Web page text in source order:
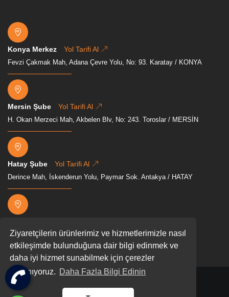
Ziyaretçilerin ürünlerimiz ve hizmetlerimizle nasıl
etkileşimde bulunduğuna dair bilgi edinmek ve
daha iyi hizmet sunabilmek için çerezler
kullanıyoruz. Daha Fazla Bilgi Edinin
Konya Merkez Yol Tarifi Al
Fevzi Çakmak Mah, Adana Çevre Yolu, No: 93. Karatay / KONYA
Mersin Şube Yol Tarifi Al
H. Okan Merzeci Mah, Akbelen Blv, No: 243. Toroslar / MERSİN
Hatay Şube Yol Tarifi Al
Derince Mah, İskenderun Yolu, Paymar Sok. Antakya / HATAY
Mevkii, Akyar, D400, 80000 Osmaniye Merkez/Osmaniye
2026 Tüm hakları gizli ve saklıdır.